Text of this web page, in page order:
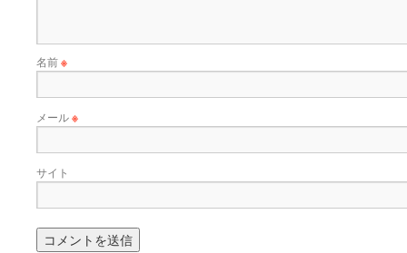
名前※
メール※
サイト